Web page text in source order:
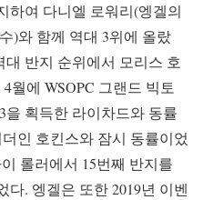
하여 다니엘 로워리(엥겔의
)와 함께 역대 3위에 올랐
반지 순위에서 모리스 호
월에 WSOPC 그랜드 빅토
을 획득한 라이차드와 동률
인 호킨스와 잠시 동률이었
롤러에서 15번째 반지를
. 엥겔은 또한 2019년 이벤